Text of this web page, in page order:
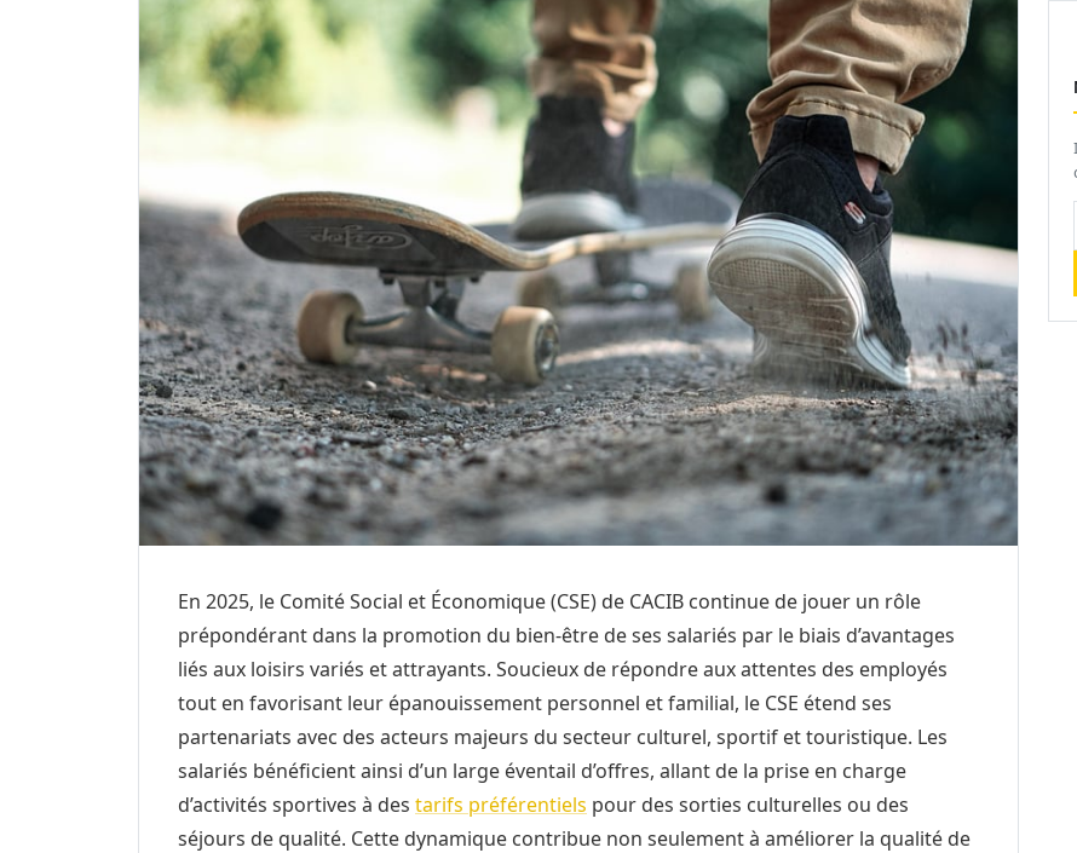
En 2025, le Comité Social et Économique (CSE) de CACIB continue de jouer un rôle
prépondérant dans la promotion du bien-être de ses salariés par le biais d’avantages
liés aux loisirs variés et attrayants. Soucieux de répondre aux attentes des employés
tout en favorisant leur épanouissement personnel et familial, le CSE étend ses
partenariats avec des acteurs majeurs du secteur culturel, sportif et touristique. Les
salariés bénéficient ainsi d’un large éventail d’offres, allant de la prise en charge
d’activités sportives à des tarifs préférentiels pour des sorties culturelles ou des
séjours de qualité. Cette dynamique contribue non seulement à améliorer la qualité de